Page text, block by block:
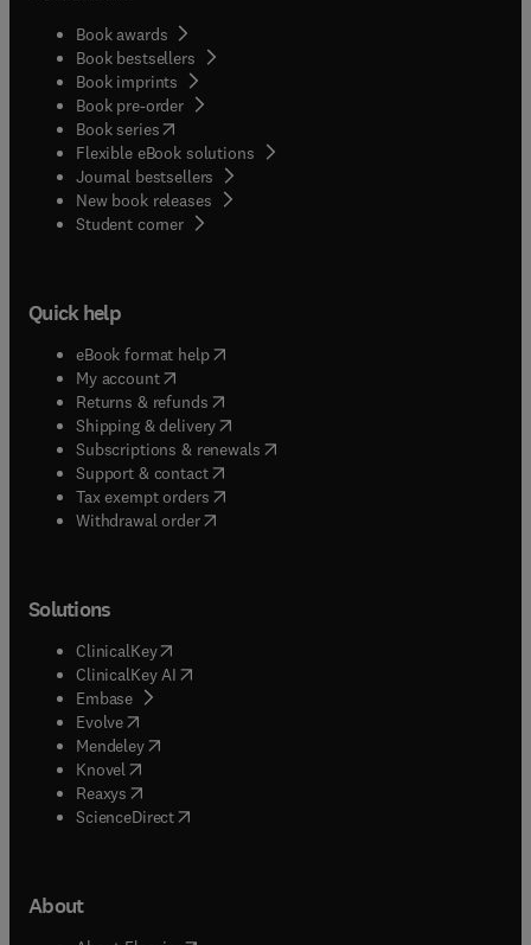
Book awards
Book bestsellers
Book imprints
Book pre-order
Book series(opens in new tab/window
Flexible eBook solutions
Journal bestsellers
New book releases
Student corner( opens in new tab/window
Quick help
eBook format help( opens in new tab/window
My account( opens in new tab/window
Returns & refunds( opens in new tab/window
Shipping & delivery(opens in new tab/window
Subscriptions & renewals( opens in new tab/window
Support & contact( opens in new tab/window
Tax exempt orders( opens in new tab/window
Withdrawal order
Solutions
ClinicalKey(opens in new tab/window
ClinicalKey AI opens in new tab/window
Embase( opens in new tab/window
Evolve(opens in new tab/window
Mendeley( opens in new tab/window
Knovel (opens in new tab/window
Reaxys (opens in new tab/window
ScienceDirect(opens in new tab/window
About